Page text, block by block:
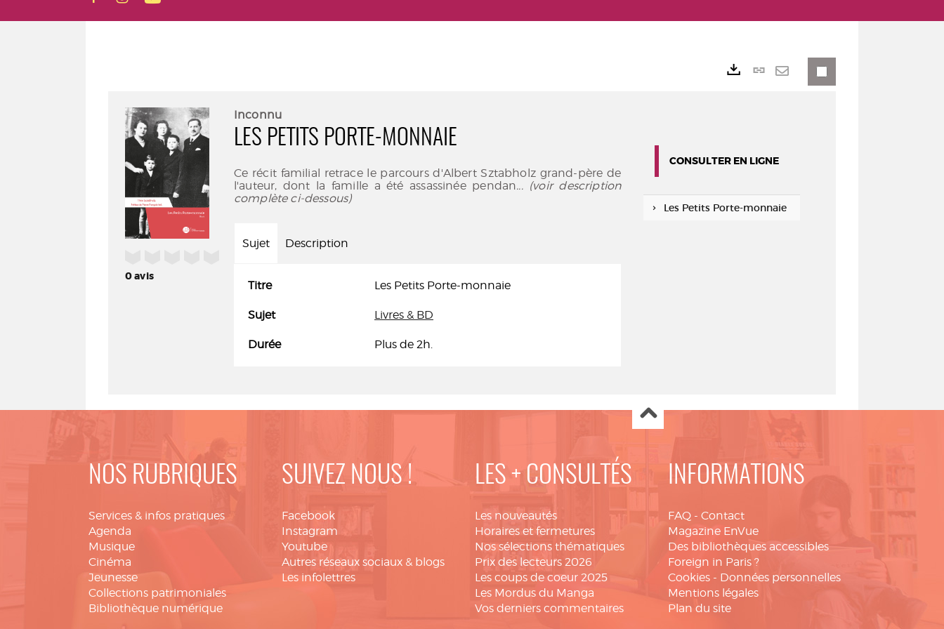
0avis
Inconnu
LES PETITS PORTE-MONNAIE
Ce récit familial retrace le parcours d'Albert Sztabholz grand-père de
l'auteur, dont la famille a été assassinée pendan... (voir description
complète ci-dessous)
Sujet Description
Titre Les Petits Porte-monnaie
Sujet Livres & BD
Durée Plus de 2h.
Lien
CONSULTER EN LIGNE
Les Petits Porte-monnaie
NOS RUBRIQUES
Services & infos pratiques
Agenda
Musique
Cinéma
Jeunesse
Collections patrimoniales
Bibliothèque numérique
SUIVEZ NOUS !
Facebook
Instagram
Youtube
Autres réseaux sociaux & blogs
Les infolettres
LES + CONSULTÉS
Les nouveautés
Horaires et fermetures
Nos sélections thématiques
Prix des lecteurs 2026
Les coups de coeur 2025
Les Mordus du Manga
Vos derniers commentaires
INFORMATIONS
FAQ - Contact
Magazine EnVue
Des bibliothèques accessibles
Foreign in Paris ?
Cookies - Données personnelles
Mentions légales
Plan du site